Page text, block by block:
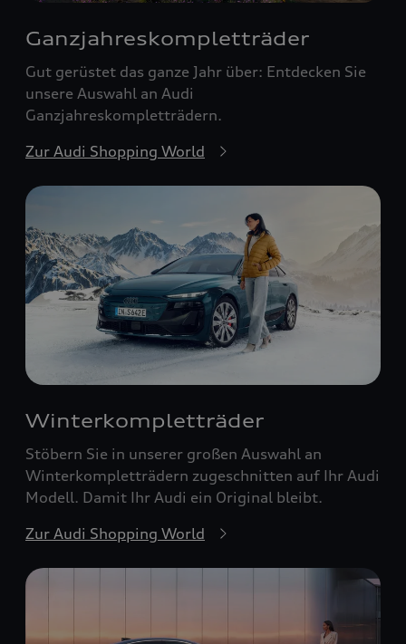
Ganzjahreskomplett­räder
Gut gerüstet das ganze Jahr über: Entdecken Sie
unsere Auswahl an Audi
Ganzjahreskompletträdern.
Zur Audi Shopping World
Winterkompletträder
Stöbern Sie in unserer großen Auswahl an
Winterkompletträdern zugeschnitten auf Ihr Audi
Modell. Damit Ihr Audi ein Original bleibt.
Zur Audi Shopping World